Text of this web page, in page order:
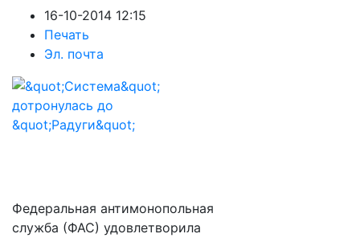
16-10-2014 12:15
Печать
Эл. почта
Федеральная антимонопольная
служба (ФАС) удовлетворила